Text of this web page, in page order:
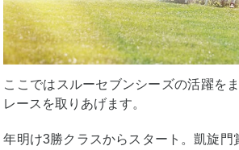
ここではスルーセブンシーズの活躍を
レースを取りあげます。
年明け3勝クラスからスタート。凱旋門